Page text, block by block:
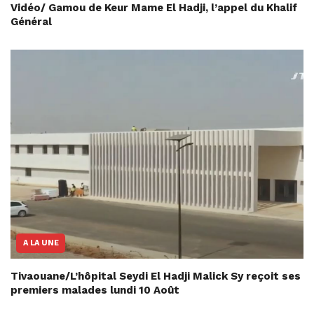
Vidéo/ Gamou de Keur Mame El Hadji, l’appel du Khalif
Général
A LA UNE
Tivaouane/L’hôpital Seydi El Hadji Malick Sy reçoit ses
premiers malades lundi 10 Août